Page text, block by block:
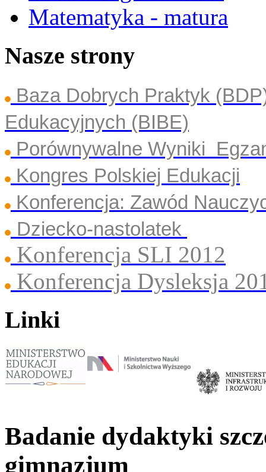
Matematyka - matura
Nasze strony
Baza Dobrych Praktyk
Edukacyjnych (BIBE)
Porównywalne Wyniki
Kongres Polskiej Edukacji
Konferencja: Zawód
Dziecko-nastolatek
Konferencja SLI 2012
Konferencja Dysleksja
Linki
Badanie dydaktyki
gimnazjum